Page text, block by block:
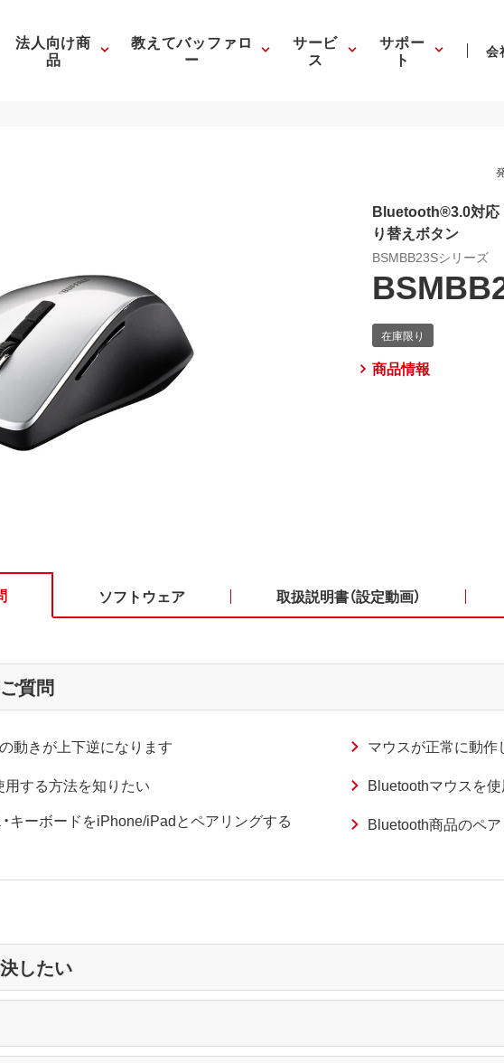
法人向け商
品
教えてバッファロ
ー
サービ
ス
サポー
ト 会
Bluetooth®3.0対応
り替えボタン
BSMBB23Sシリーズ
商品情報
ソフトウェア 取扱説明書（設定動画）
質問
動きが上下逆になります
マウスが正常に動作
する方法を知りたい
Bluetoothマウスを使
キーボードをiPhone/iPadとペアリングする
Bluetooth商品のペ
したい